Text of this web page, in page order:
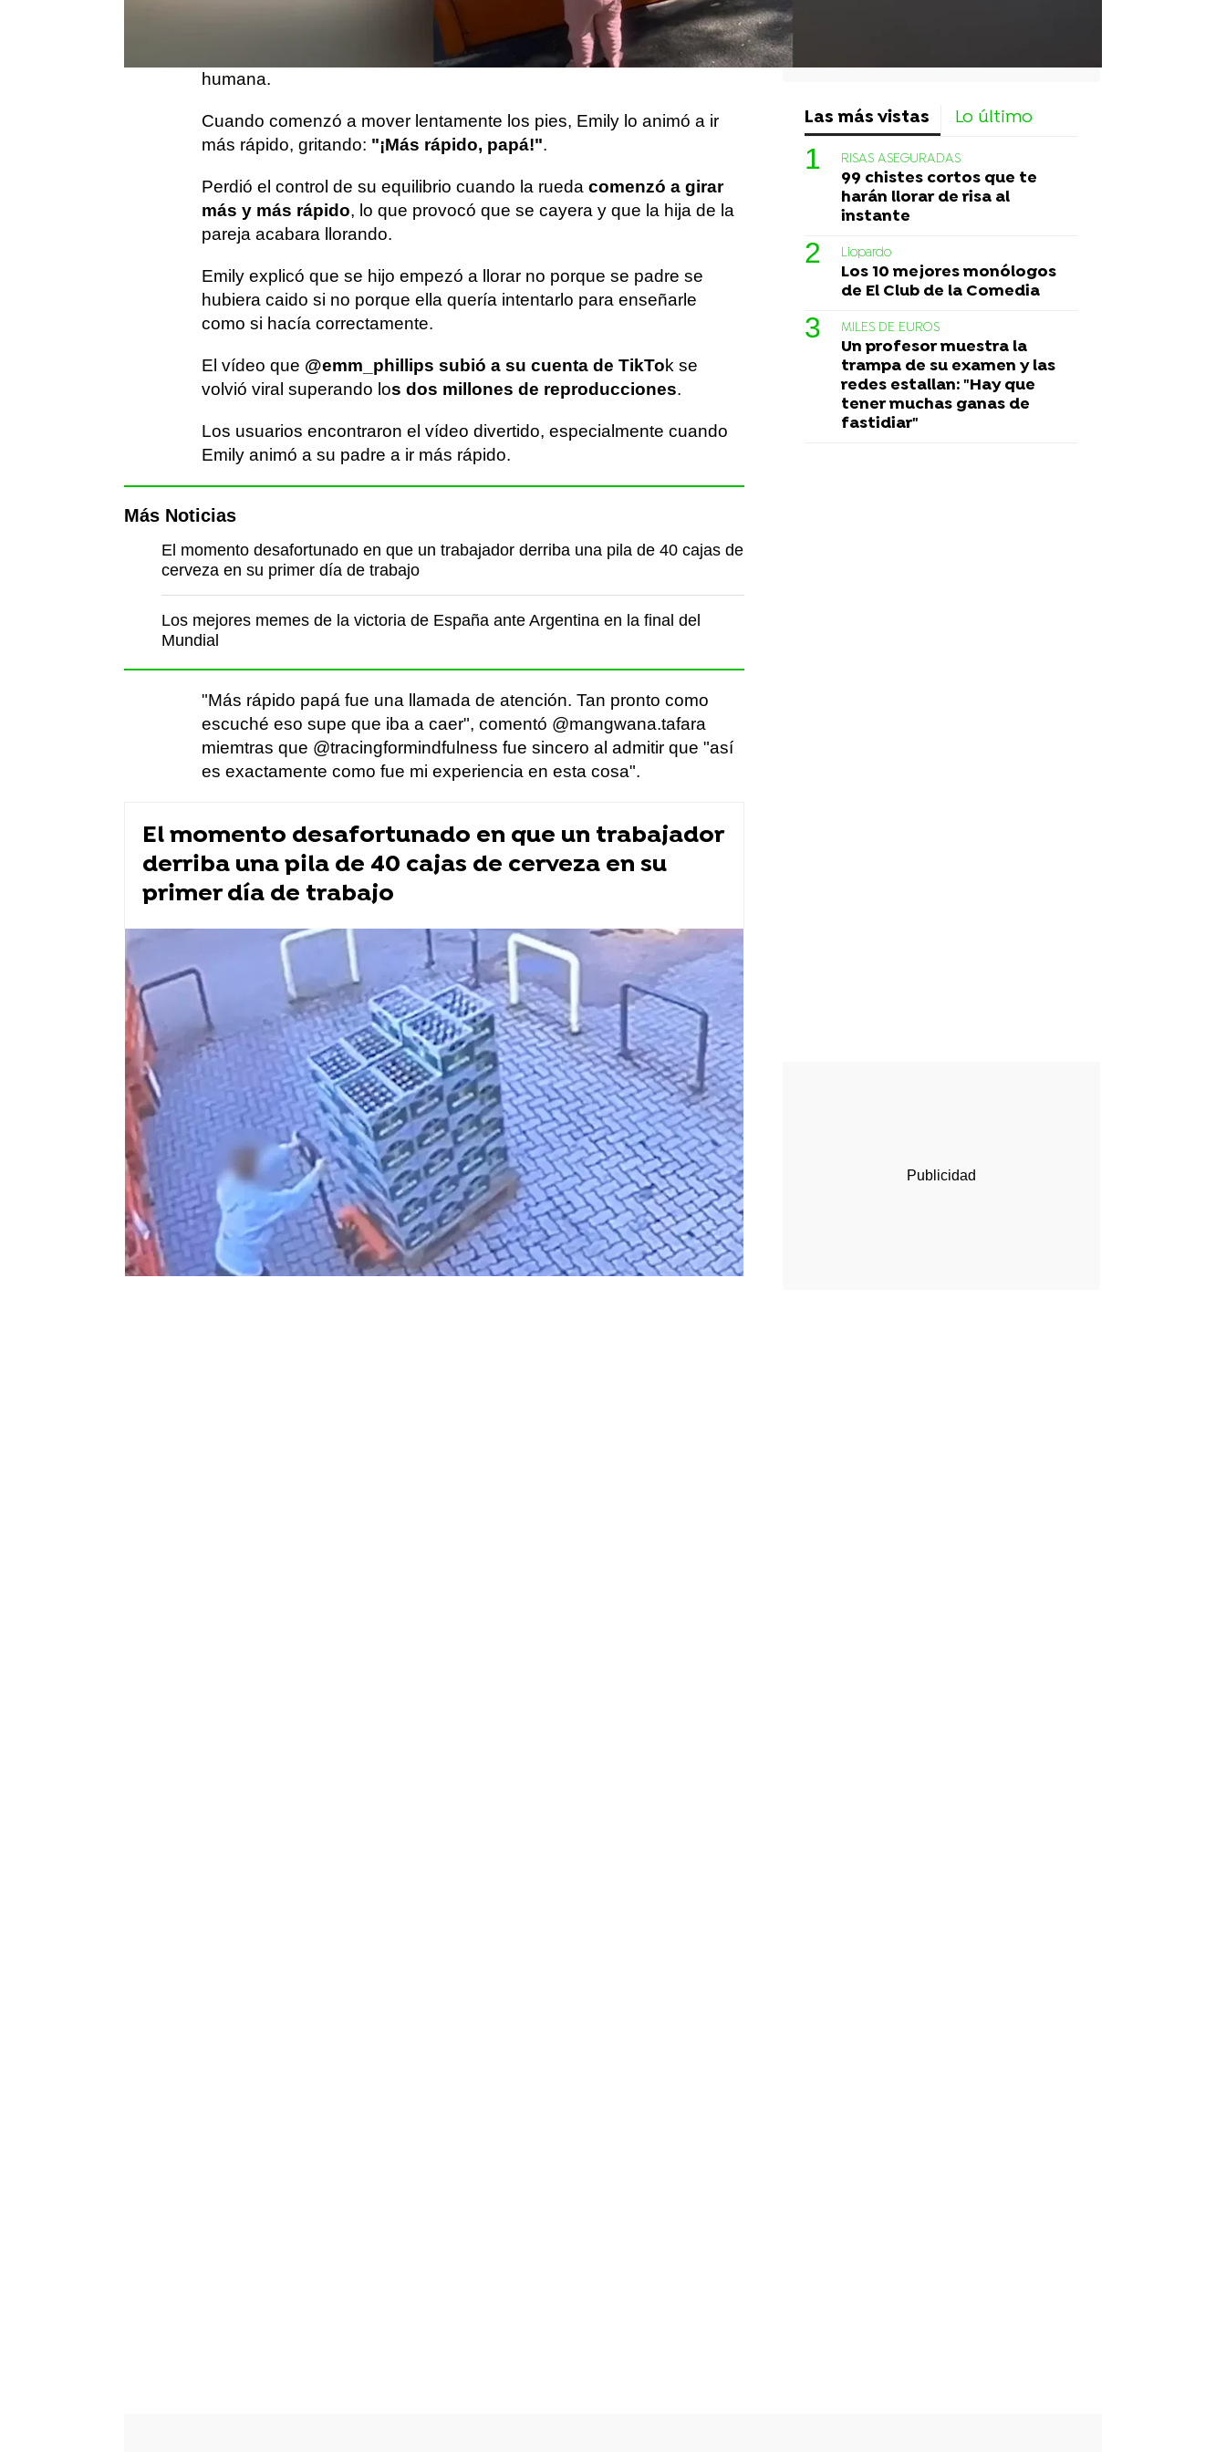
Emily Phillips grabó el divertido momento en que su pareja se cayó
mientras le mostraba a su hija cómo usar la rueda de hámster
humana.
Cuando comenzó a mover lentamente los pies, Emily lo animó a ir
más rápido, gritando: "¡Más rápido, papá!".
Perdió el control de su equilibrio cuando la rueda comenzó a girar
más y más rápido, lo que provocó que se cayera y que la hija de la
pareja acabara llorando.
Emily explicó que se hijo empezó a llorar no porque se padre se
hubiera caido si no porque ella quería intentarlo para enseñarle
como si hacía correctamente.
El vídeo que @emm_phillips subió a su cuenta de TikTok se
volvió viral superando los dos millones de reproducciones.
Los usuarios encontraron el vídeo divertido, especialmente cuando
Emily animó a su padre a ir más rápido.
Más Noticias
El momento desafortunado en que un trabajador derriba una pila de 40 cajas de
cerveza en su primer día de trabajo
Los mejores memes de la victoria de España ante Argentina en la final del
Mundial
"Más rápido papá fue una llamada de atención. Tan pronto como
escuché eso supe que iba a caer", comentó @mangwana.tafara
miemtras que @tracingformindfulness fue sincero al admitir que "así
es exactamente como fue mi experiencia en esta cosa".
El momento desafortunado en que un trabajador
derriba una pila de 40 cajas de cerveza en su
primer día de trabajo
Flooxer Now
tiktok
Las más vistas Lo último
RISAS ASEGURADAS
99 chistes cortos que te
harán llorar de risa al
instante
Liopardo
Los 10 mejores monólogos
de El Club de la Comedia
MILES DE EUROS
Un profesor muestra la
trampa de su examen y las
redes estallan: "Hay que
tener muchas ganas de
fastidiar"